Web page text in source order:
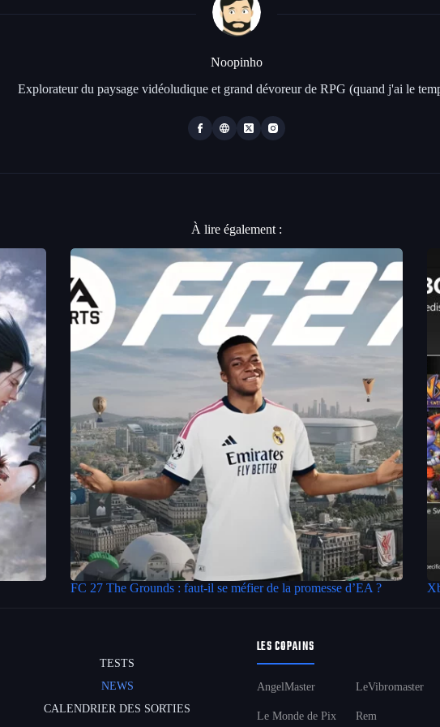
Noopinho
Explorateur du paysage vidéoludique et grand dévoreur de RPG (quand j'ai le
À lire également :
FC 27 The Grounds : faut-il se méfier de la promesse d’EA ?
TESTS
NEWS
CALENDRIER DES SORTIES
LES COPAINS
AngelMaster
Le Monde de Pix
LeVibromaster
Rem